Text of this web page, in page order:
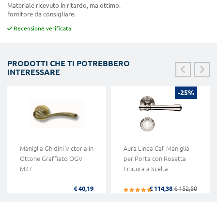
Materiale ricevuto in ritardo, ma ottimo.
fornitore da consigliare.
Recensione verificata
PRODOTTI CHE TI POTREBBERO
INTERESSARE
Maniglia Ghidini Victoria in
Ottone Graffiato OGV
M27
€ 40,19
-25%
Aura Linea Calì Maniglia
per Porta con Rosetta
Finitura a Scelta
€ 114,38 € 152,50